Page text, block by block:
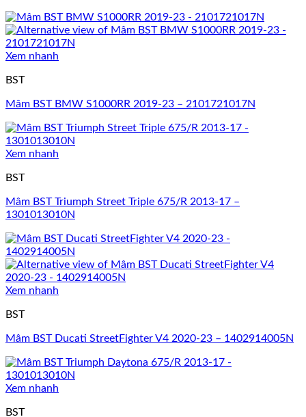
Xem nhanh
BST
Mâm BST BMW S1000RR 2019-23 – 2101721017N
Xem nhanh
BST
Mâm BST Triumph Street Triple 675/R 2013-17 –
1301013010N
Xem nhanh
BST
Mâm BST Ducati StreetFighter V4 2020-23 – 1402914005N
Xem nhanh
BST